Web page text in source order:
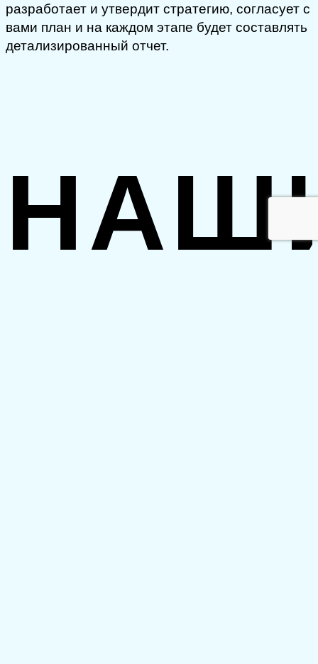
разработает и утвердит стратегию, согласует с
вами план и на каждом этапе будет составлять
детализированный отчет.